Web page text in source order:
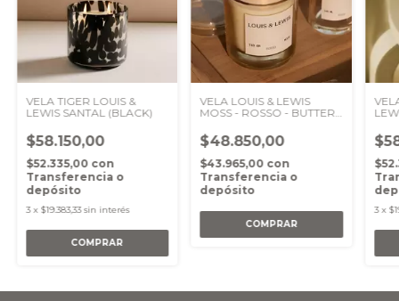
VELA TIGER LOUIS &
LEWIS SANTAL (BLACK)
$58.150,00
$52.335,00 con
Transferencia o
depósito
3 x $19.383,33 sin interés
VELA LOUIS & LEWIS
MOSS - ROSSO - BUTTER
$48.850,00
$43.965,00 con
Transferencia o
depósito
3 x